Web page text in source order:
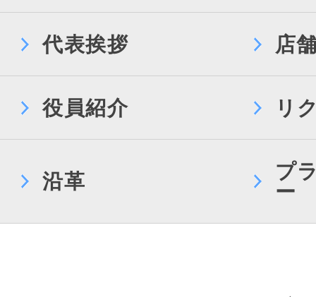
代表挨拶 店
役員紹介 リ
沿革
プ
ー